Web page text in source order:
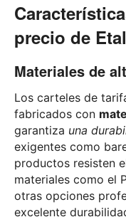
precio de
Materiales de
Los carteles de
fabricados con
garantiza una
exigentes como
productos resisten
materiales como el
otras opciones
excelente